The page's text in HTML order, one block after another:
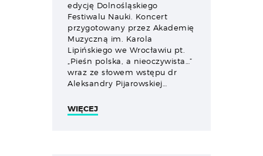
edycję Dolnośląskiego
Festiwalu Nauki. Koncert
przygotowany przez Akademię
Muzyczną im. Karola
Lipińskiego we Wrocławiu pt.
„Pieśn polska, a nieoczywista…”
wraz ze słowem wstępu dr
Aleksandry Pijarowskiej…
WIĘCEJ